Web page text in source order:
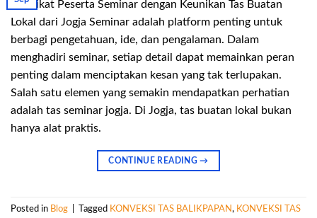
Memikat Peserta Seminar dengan Keunikan Tas Buatan
Lokal dari Jogja Seminar adalah platform penting untuk
berbagi pengetahuan, ide, dan pengalaman. Dalam
menghadiri seminar, setiap detail dapat memainkan peran
penting dalam menciptakan kesan yang tak terlupakan.
Salah satu elemen yang semakin mendapatkan perhatian
adalah tas seminar jogja. Di Jogja, tas buatan lokal bukan
hanya alat praktis.
CONTINUE READING→
Posted in Blog Tagged KONVEKSI TAS BALIKPAPAN, KONVEKSI TAS